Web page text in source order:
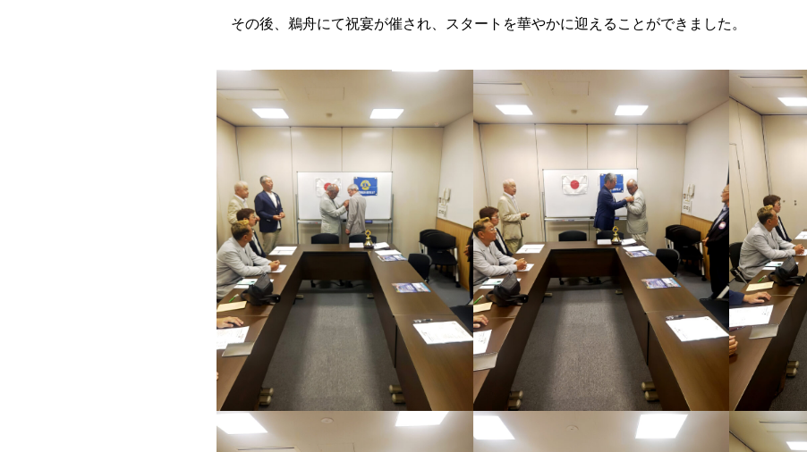
その後、鵜舟にて祝宴が催され、スタートを華やかに迎えることができました。